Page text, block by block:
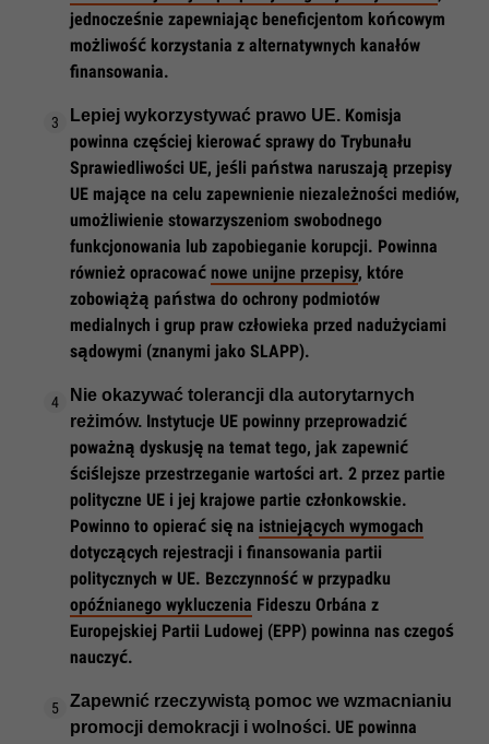
jednocześnie zapewniając beneficjentom końcowym
możliwość korzystania z alternatywnych kanałów
finansowania.
Lepiej wykorzystywać prawo UE. Komisja
powinna częściej kierować sprawy do Trybunału
Sprawiedliwości UE, jeśli państwa naruszają przepisy
UE mające na celu zapewnienie niezależności mediów,
umożliwienie stowarzyszeniom swobodnego
funkcjonowania lub zapobieganie korupcji. Powinna
również opracować nowe unijne przepisy, które
zobowiążą państwa do ochrony podmiotów
medialnych i grup praw człowieka przed nadużyciami
sądowymi (znanymi jako SLAPP).
Nie okazywać tolerancji dla autorytarnych
reżimów. Instytucje UE powinny przeprowadzić
poważną dyskusję na temat tego, jak zapewnić
ściślejsze przestrzeganie wartości art. 2 przez partie
polityczne UE i jej krajowe partie członkowskie.
Powinno to opierać się na istniejących wymogach
dotyczących rejestracji i finansowania partii
politycznych w UE. Bezczynność w przypadku
opóźnianego wykluczenia Fideszu Orbána z
Europejskiej Partii Ludowej (EPP) powinna nas czegoś
nauczyć.
Zapewnić rzeczywistą pomoc we wzmacnianiu
promocji demokracji i wolności. UE powinna